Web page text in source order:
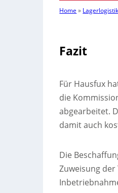
Home »
Fazit
Für Hausfux
die
abgearbeitet.
damit auch
Die
Zuweisung